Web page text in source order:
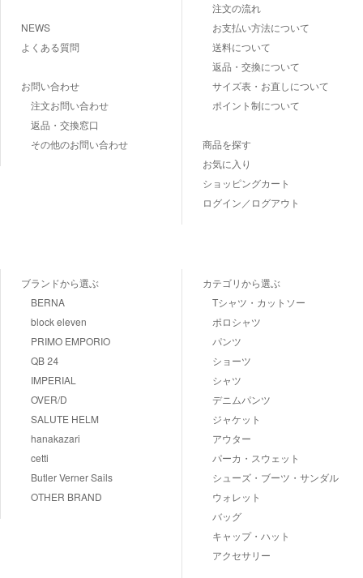
NEWS
よくある質問
お問い合わせ
注文お問い合わせ
返品・交換窓口
その他のお問い合わせ
注文の流れ
お支払い方法について
送料について
返品・交換について
サイズ表・お直しについて
ポイント制について
商品を探す
お気に入り
ショッピングカート
ログイン／ログアウト
ブランドから選ぶ
BERNA
block eleven
PRIMO EMPORIO
QB 24
IMPERIAL
OVER/D
SALUTE HELM
hanakazari
cetti
Butler Verner Sails
OTHER BRAND
カテゴリから選ぶ
Tシャツ・カットソー
ポロシャツ
パンツ
ショーツ
シャツ
デニムパンツ
ジャケット
アウター
パーカ・スウェット
シューズ・ブーツ・サンダル
ウォレット
バッグ
キャップ・ハット
アクセサリー